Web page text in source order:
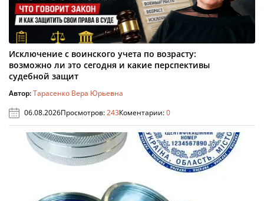
Исключение с воинского учета по возрасту:
возможно ли это сегодня и какие перспективы
судебной защит
Автор:Тарасенко Вера Юрьевна
06.08.2026Просмотров:243Коментарии:0